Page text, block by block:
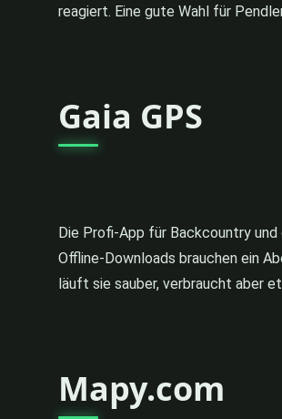
reagiert. Eine gute Wahl für
Gaia GPS
Die Profi-App für Backcountry
Offline-Downloads brauchen ein
läuft sie sauber, verbraucht aber
Mapy.com